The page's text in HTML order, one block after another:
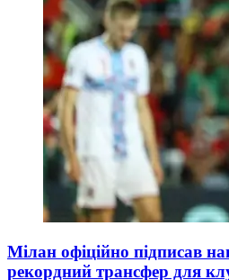
Мілан офіційно підписав
рекордний трансфер для